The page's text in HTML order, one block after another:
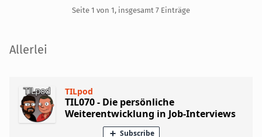
Seite 1 von 1, insgesamt 7 Einträge
Seitenleiste
Allerlei